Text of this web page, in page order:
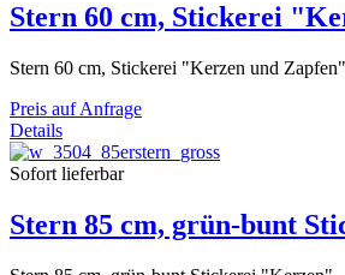
Stern 60 cm, Stickerei
Stern 60 cm, Stickerei "Kerzen und
Preis auf Anfrage
Details
Sofort lieferbar
Stern 85 cm, grün-bunt